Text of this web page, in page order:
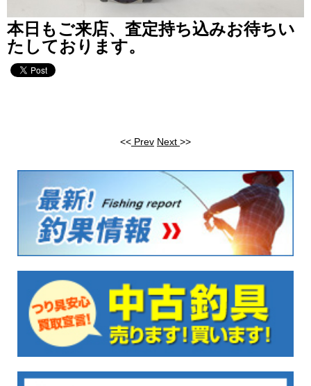
本日もご来店、査定持ち込みお待ちい
たしております。
<< Prev Next >>